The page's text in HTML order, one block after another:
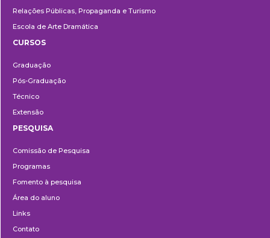
Relações Públicas, Propaganda e Turismo
Escola de Arte Dramática
CURSOS
Graduação
Pós-Graduação
Técnico
Extensão
PESQUISA
Comissão de Pesquisa
Programas
Fomento à pesquisa
Área do aluno
Links
Contato